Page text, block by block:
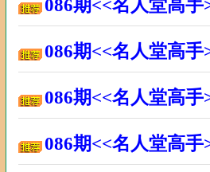
086期<<名人堂高
086期<<名人堂高
086期<<名人堂高
086期<<名人堂高